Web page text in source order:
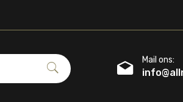
Mail ons: